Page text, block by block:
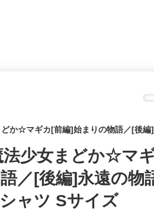
どか☆マギカ[前編]始まりの物語／[後編
法少女まどか☆マ
／[後編]永遠の物
ャツ Sサイズ